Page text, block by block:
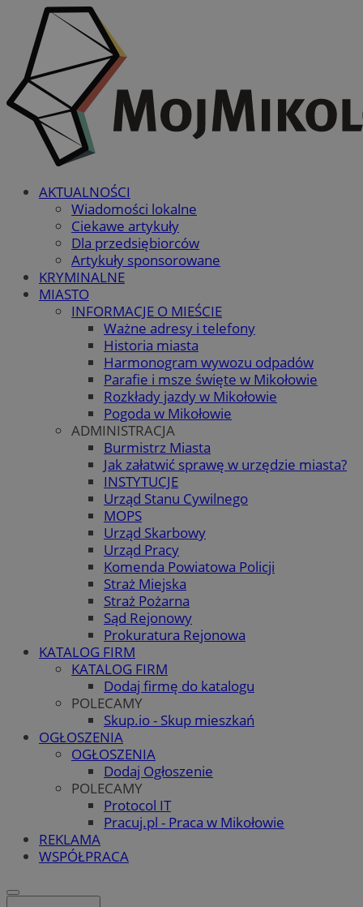
AKTUALNOŚCI
Wiadomości lokalne
Ciekawe artykuły
Dla przedsiębiorców
Artykuły sponsorowane
KRYMINALNE
MIASTO
INFORMACJE O MIEŚCIE
Ważne adresy i telefony
Historia miasta
Harmonogram wywozu odpadów
Parafie i msze święte w Mikołowie
Rozkłady jazdy w Mikołowie
Pogoda w Mikołowie
ADMINISTRACJA
Burmistrz Miasta
Jak załatwić sprawę w urzędzie miasta?
INSTYTUCJE
Urząd Stanu Cywilnego
MOPS
Urząd Skarbowy
Urząd Pracy
Komenda Powiatowa Policji
Straż Miejska
Straż Pożarna
Sąd Rejonowy
Prokuratura Rejonowa
KATALOG FIRM
KATALOG FIRM
Dodaj firmę do katalogu
POLECAMY
Skup.io - Skup mieszkań
OGŁOSZENIA
OGŁOSZENIA
Dodaj Ogłoszenie
POLECAMY
Protocol IT
Pracuj.pl - Praca w Mikołowie
REKLAMA
WSPÓŁPRACA